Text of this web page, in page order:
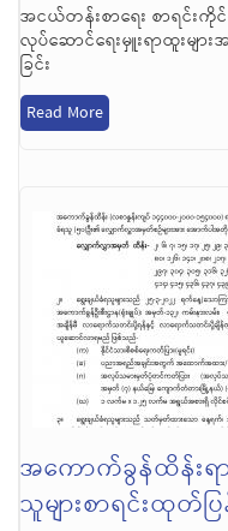
အငယ်တန်းစာရေး စာရင်း
လုပ်ဆောင်ရေးမှူးရာထူးမျာ
ခြင်း
Read More
အကောက်ခွန်ထိန်းရ
သူများစာရင်းထုတ်ပြ